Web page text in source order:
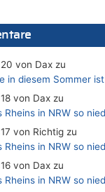
von Dax zu
in diesem Sommer
von Dax zu
Rheins in NRW so
von Richtig zu
Rheins in NRW so
von Dax zu
Rheins in NRW so